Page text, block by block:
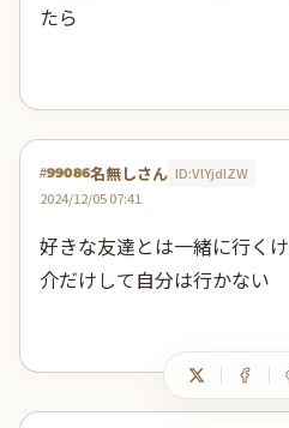
たら
#99086名無しさん ID:VlYjdlZW
2024/12/05 07:41
好きな友達とは一緒に行く
介だけして自分は行かない